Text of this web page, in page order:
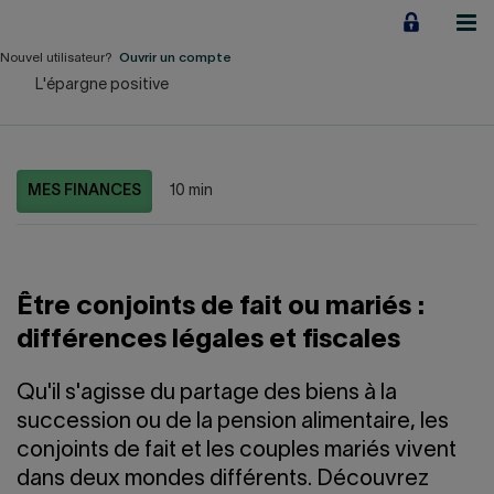
contenu
À propos
LIENS RAPIDES
Accueil Carrière
Nouvel utilisateur? Ouvrir un compte
L'épargne positive
MES FINANCES 10 min
Être conjoints de fait ou mariés :
différences légales et fiscales
Qu'il s'agisse du partage des biens à la
succession ou de la pension alimentaire, les
conjoints de fait et les couples mariés vivent
dans deux mondes différents. Découvrez